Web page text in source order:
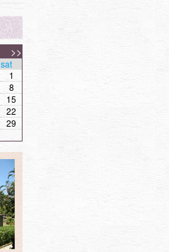
>>
sat
1
8
15
22
29